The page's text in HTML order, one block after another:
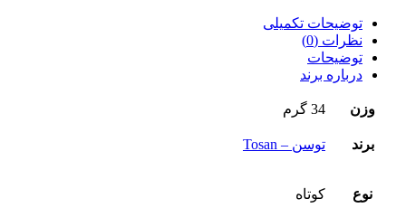
توضیحات تکمیلی
نظرات (0)
توضیحات
درباره برند
وزن 34 گرم
برند توسن – Tosan
نوع کوتاه